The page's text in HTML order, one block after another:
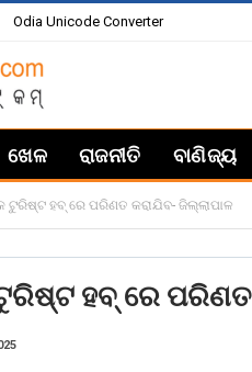
Odia Unicode Converter
ଖେଳ ରାଜନୀତି ବାଣିଜ୍ୟ
ଟୁରିଷ୍ଟ ହବ୍ ରେ ପରିଣତ କରାଯିବ- ଜିଲ୍ଲାପାଳ
ହବ୍ ରେ ପରିଣତ